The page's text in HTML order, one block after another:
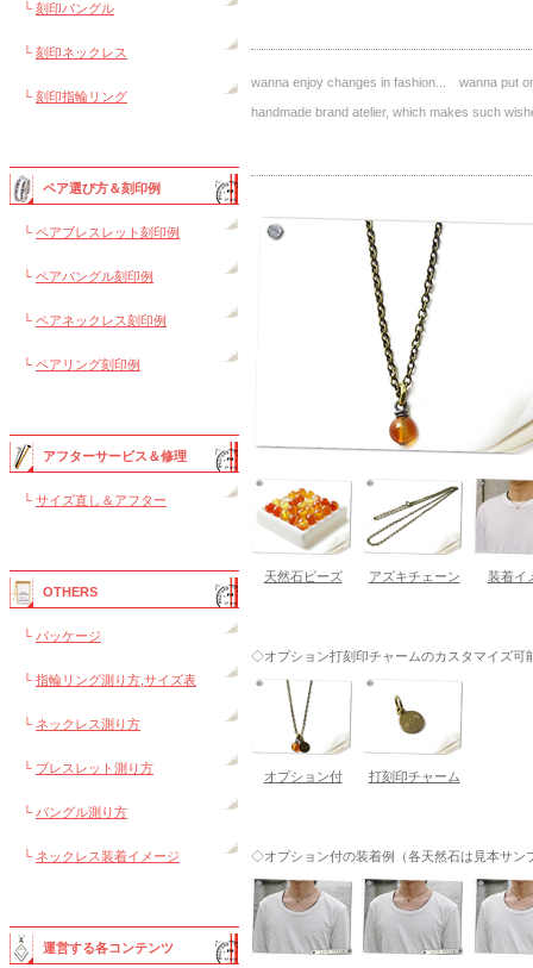
└ 刻印バングル
└ 刻印ネックレス
└ 刻印指輪リング
ペア選び方＆刻印例
└ ペアブレスレット刻印例
└ ペアバングル刻印例
└ ペアネックレス刻印例
└ ペアリング刻印例
アフターサービス＆修理
└ サイズ直し＆アフター
OTHERS
└ パッケージ
└ 指輪リング測り方,サイズ表
└ ネックレス測り方
└ ブレスレット測り方
└ バングル測り方
└ ネックレス装着イメージ
運営する各コンテンツ
wanna enjoy changes in fashion... wanna put
handmade brand atelier, which makes such
天然石ビーズ アズキチェーン 装着イ
◇オプション打刻印チャームのカスタマイズ可
オプション付 打刻印チャーム
◇オプション付の装着例（各天然石は見本サン